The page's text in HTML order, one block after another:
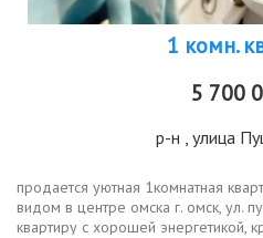
1 комн.
5 700
р-н , улица
продается уютная 1комнатная
видом в центре омска г. омск, ул.
квартиру с хорошей энергетикой,